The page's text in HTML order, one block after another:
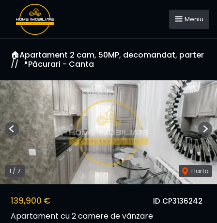
Meniu
🏠Apartament 2 cam, 50MP, decomandat, parter
// 📍Păcurari - Canta
ID CP3136242
139,900 €
Apartament cu 2 camere de vânzare
1 /7 Harta
Previous